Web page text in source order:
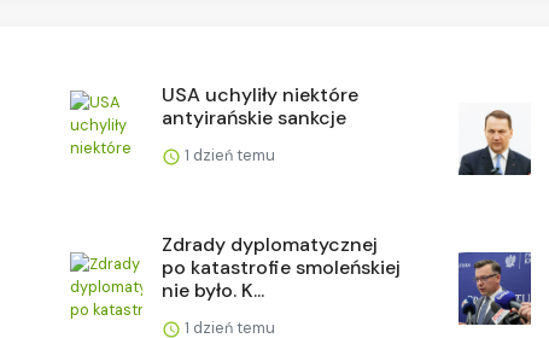
USA uchyliły niektóre
antyirańskie sankcje
1 dzień temu
Zdrady dyplomatycznej
po katastrofie smoleńskiej
nie było. K...
1 dzień temu